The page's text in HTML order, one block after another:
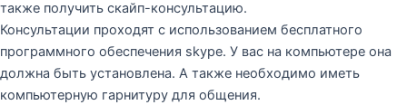
также получить скайп-консультацию.
Консультации проходят с использованием бесплатного
программного обеспечения skype. У вас на компьютере она
должна быть установлена. А также необходимо иметь
компьютерную гарнитуру для общения.